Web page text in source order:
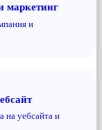
маркетинг
и
на уебсайта и